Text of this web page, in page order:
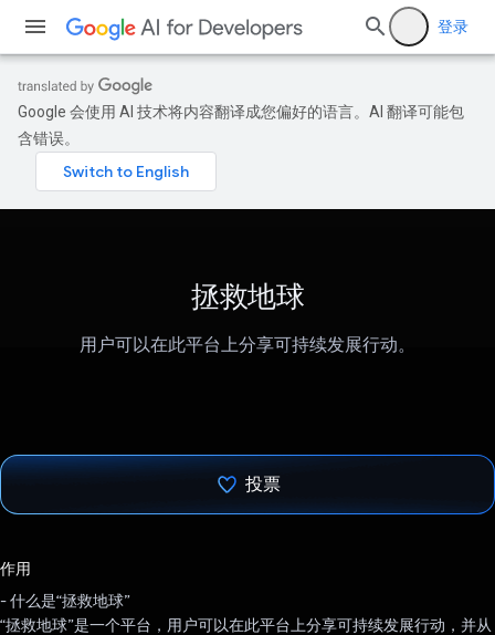
登录
Google 会使用 AI 技术将内容翻译成您偏好的语言。AI 翻译可能包
含错误。
拯救地球
用户可以在此平台上分享可持续发展行动。
投票
作用
- 什么是“拯救地球”
“拯救地球”是一个平台，用户可以在此平台上分享可持续发展行动，并从